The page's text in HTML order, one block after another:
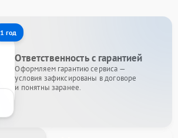
1 год
Ответственность с гарантией
Оформляем гарантию сервиса —
условия зафиксированы в договоре
и понятны заранее.